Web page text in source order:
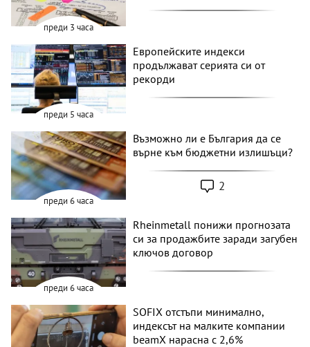
преди 3 часа
преди 5 часа
Европейските индекси
продължават серията си от
рекорди
преди 6 часа
Възможно ли е България да се
върне към бюджетни излишъци?
2
преди 6 часа
Rheinmetall понижи прогнозата
си за продажбите заради загубен
ключов договор
SOFIX отстъпи минимално,
индексът на малките компании
beamX нарасна с 2,6%